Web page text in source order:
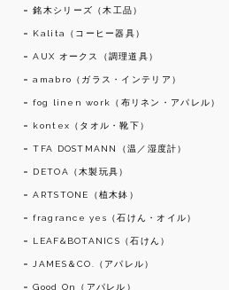
銘木シリーズ（木工品）
Kalita（コーヒー器具）
AUX オークス（調理道具）
amabro（ガラス・インテリア）
fog linen work（布リネン・アパレル）
kontex（タオル・靴下）
TFA DOSTMANN（温／湿度計）
DETOA（木製玩具）
ARTSTONE（植木鉢）
fragrance yes（石けん・オイル）
LEAF&BOTANICS（石けん）
JAMES＆CO.（アパレル）
Good On（アパレル）